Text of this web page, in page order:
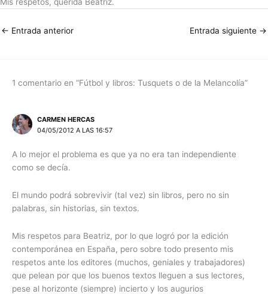
← Entrada anterior Entrada siguiente →
1 comentario en “Fútbol y libros: Tusquets o de la Melancolía”
CARMEN HERCAS
04/05/2012 A LAS 16:57
A lo mejor el problema es que ya no era tan independiente
como se decía.
El mundo podrá sobrevivir (tal vez) sin libros, pero no sin
palabras, sin historias, sin textos.
Mis respetos para Beatriz, por lo que logró por la edición
contemporánea en España, pero sobre todo presento mis
respetos ante los editores (muchos, geniales y trabajadores)
que pelean por que los buenos textos lleguen a sus lectores,
pese al horizonte (siempre) incierto y los augurios